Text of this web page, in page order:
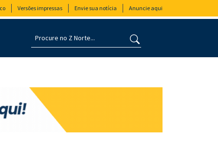
Versões impressas Envie sua notícia Anuncie aqui